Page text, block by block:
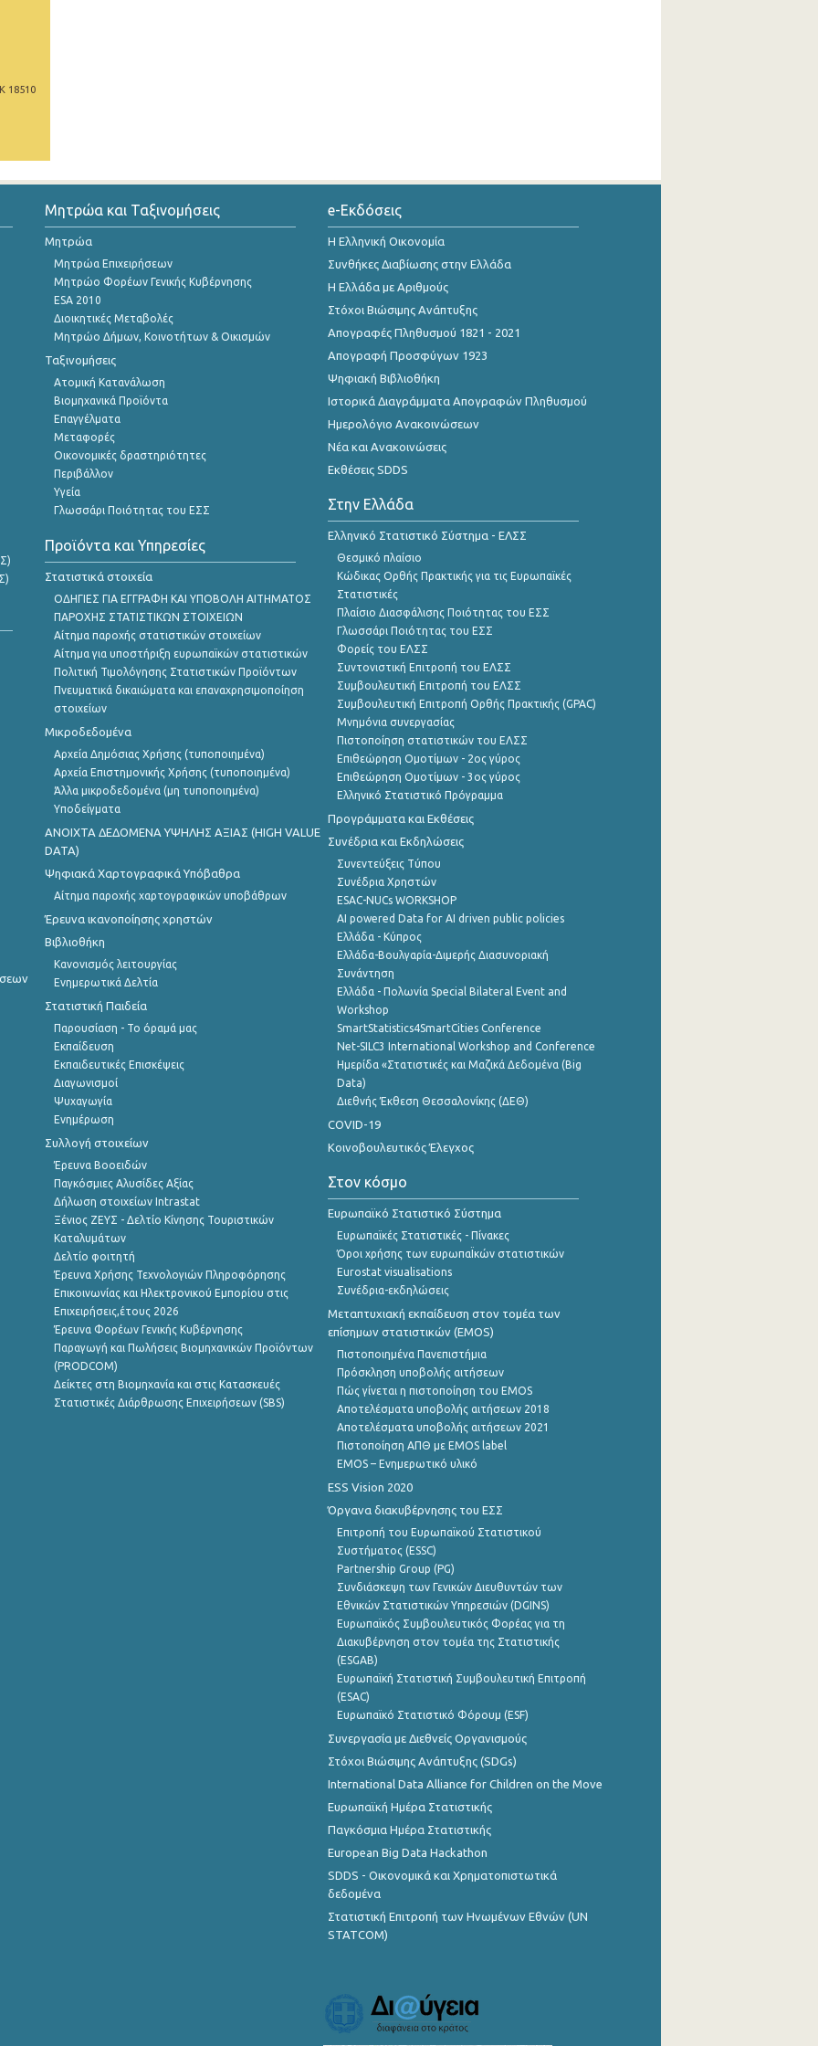
18510
Μητρώα και Ταξινομήσεις
Μητρώα
Μητρώα Επιχειρήσεων
Μητρώο Φορέων Γενικής Κυβέρνησης
ESA 2010
Διοικητικές Μεταβολές
Μητρώο Δήμων, Κοινοτήτων & Οικισμών
Ταξινομήσεις
Ατομική Κατανάλωση
Βιομηχανικά Προϊόντα
Επαγγέλματα
Μεταφορές
Οικονομικές δραστηριότητες
Περιβάλλον
Υγεία
Γλωσσάρι Ποιότητας του ΕΣΣ
Προϊόντα και Υπηρεσίες
Στατιστικά στοιχεία
ΟΔΗΓΙΕΣ ΓΙΑ ΕΓΓΡΑΦΗ ΚΑΙ ΥΠΟΒΟΛΗ ΑΙΤΗΜΑΤΟΣ
ΠΑΡΟΧΗΣ ΣΤΑΤΙΣΤΙΚΩΝ ΣΤΟΙΧΕΙΩΝ
Αίτημα παροχής στατιστικών στοιχείων
Αίτημα για υποστήριξη ευρωπαϊκών στατιστικών
Πολιτική Τιμολόγησης Στατιστικών Προϊόντων
Πνευματικά δικαιώματα και επαναχρησιμοποίηση
στοιχείων
Μικροδεδομένα
Αρχεία Δημόσιας Χρήσης (τυποποιημένα)
Αρχεία Επιστημονικής Χρήσης (τυποποιημένα)
Άλλα μικροδεδομένα (μη τυποποιημένα)
Υποδείγματα
ANOIXTA ΔΕΔΟΜΕΝΑ ΥΨΗΛΗΣ ΑΞΙΑΣ (HIGH VALUE
DATA)
Ψηφιακά Χαρτογραφικά Υπόβαθρα
Αίτημα παροχής χαρτογραφικών υποβάθρων
Έρευνα ικανοποίησης χρηστών
Βιβλιοθήκη
Κανονισμός λειτουργίας
Ενημερωτικά Δελτία
Στατιστική Παιδεία
Παρουσίαση - Το όραμά μας
Εκπαίδευση
Εκπαιδευτικές Επισκέψεις
Διαγωνισμοί
Ψυχαγωγία
Ενημέρωση
Συλλογή στοιχείων
Έρευνα Βοοειδών
Παγκόσμιες Αλυσίδες Αξίας
Δήλωση στοιχείων Intrastat
Ξένιος ΖΕΥΣ - Δελτίο Κίνησης Τουριστικών
Καταλυμάτων
Δελτίο φοιτητή
Έρευνα Χρήσης Τεχνολογιών Πληροφόρησης
Επικοινωνίας και Ηλεκτρονικού Εμπορίου στις
Επιχειρήσεις,έτους 2026
Έρευνα Φορέων Γενικής Κυβέρνησης
Παραγωγή και Πωλήσεις Βιομηχανικών Προϊόντων
(PRODCOM)
Δείκτες στη Βιομηχανία και στις Κατασκευές
Στατιστικές Διάρθρωσης Επιχειρήσεων (SBS)
e-Εκδόσεις
Η Ελληνική Οικονομία
Συνθήκες Διαβίωσης στην Ελλάδα
Η Ελλάδα με Αριθμούς
Στόχοι Βιώσιμης Ανάπτυξης
Απογραφές Πληθυσμού 1821 - 2021
Απογραφή Προσφύγων 1923
Ψηφιακή Βιβλιοθήκη
Ιστορικά Διαγράμματα Απογραφών Πληθυσμού
Ημερολόγιο Ανακοινώσεων
Νέα και Ανακοινώσεις
Εκθέσεις SDDS
Στην Ελλάδα
Ελληνικό Στατιστικό Σύστημα - ΕΛΣΣ
Θεσμικό πλαίσιο
Κώδικας Ορθής Πρακτικής για τις Ευρωπαϊκές
Στατιστικές
Πλαίσιο Διασφάλισης Ποιότητας του ΕΣΣ
Γλωσσάρι Ποιότητας του ΕΣΣ
Φορείς του ΕΛΣΣ
Συντονιστική Επιτροπή του ΕΛΣΣ
Συμβουλευτική Επιτροπή του ΕΛΣΣ
Συμβουλευτική Επιτροπή Ορθής Πρακτικής (GPAC)
Μνημόνια συνεργασίας
Πιστοποίηση στατιστικών του ΕΛΣΣ
Επιθεώρηση Ομοτίμων - 2ος γύρος
Επιθεώρηση Ομοτίμων - 3ος γύρος
Ελληνικό Στατιστικό Πρόγραμμα
Προγράμματα και Εκθέσεις
Συνέδρια και Εκδηλώσεις
Συνεντεύξεις Τύπου
Συνέδρια Χρηστών
ESAC-NUCs WORKSHOP
AI powered Data for AI driven public policies
Ελλάδα - Κύπρος
Ελλάδα-Βουλγαρία-Διμερής Διασυνοριακή
Συνάντηση
Ελλάδα - Πολωνία Special Bilateral Event and
Workshop
SmartStatistics4SmartCities Conference
Net-SILC3 International Workshop and Conference
Ημερίδα «Στατιστικές και Μαζικά Δεδομένα (Big
Data)
Διεθνής Έκθεση Θεσσαλονίκης (ΔΕΘ)
COVID-19
Κοινοβουλευτικός Έλεγχος
Στον κόσμο
Ευρωπαϊκό Στατιστικό Σύστημα
Ευρωπαϊκές Στατιστικές - Πίνακες
Όροι χρήσης των ευρωπαΪκών στατιστικών
Eurostat visualisations
Συνέδρια-εκδηλώσεις
Μεταπτυχιακή εκπαίδευση στον τομέα των
επίσημων στατιστικών (EMOS)
Πιστοποιημένα Πανεπιστήμια
Πρόσκληση υποβολής αιτήσεων
Πώς γίνεται η πιστοποίηση του EMOS
Αποτελέσματα υποβολής αιτήσεων 2018
Αποτελέσματα υποβολής αιτήσεων 2021
Πιστοποίηση ΑΠΘ με EMOS label
EMOS – Ενημερωτικό υλικό
ESS Vision 2020
Όργανα διακυβέρνησης του ΕΣΣ
Επιτροπή του Ευρωπαϊκού Στατιστικού
Συστήματος (ESSC)
Partnership Group (PG)
Συνδιάσκεψη των Γενικών Διευθυντών των
Εθνικών Στατιστικών Υπηρεσιών (DGINS)
Ευρωπαϊκός Συμβουλευτικός Φορέας για τη
Διακυβέρνηση στον τομέα της Στατιστικής
(ESGAB)
Ευρωπαϊκή Στατιστική Συμβουλευτική Επιτροπή
(ESAC)
Ευρωπαϊκό Στατιστικό Φόρουμ (ESF)
Συνεργασία με Διεθνείς Οργανισμούς
Στόχοι Βιώσιμης Ανάπτυξης (SDGs)
International Data Alliance for Children on the Move
Ευρωπαϊκή Ημέρα Στατιστικής
Παγκόσμια Ημέρα Στατιστικής
European Big Data Hackathon
SDDS - Οικονομικά και Χρηματοπιστωτικά
δεδομένα
Στατιστική Επιτροπή των Ηνωμένων Εθνών (UN
STATCOM)